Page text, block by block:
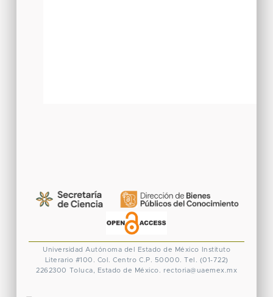
Universidad Autónoma del Estado de México
Instituto
Literario #100. Col. Centro C.P. 50000. Tel. (01-722)
2262300 Toluca, Estado de México. rectoria@uaemex.mx